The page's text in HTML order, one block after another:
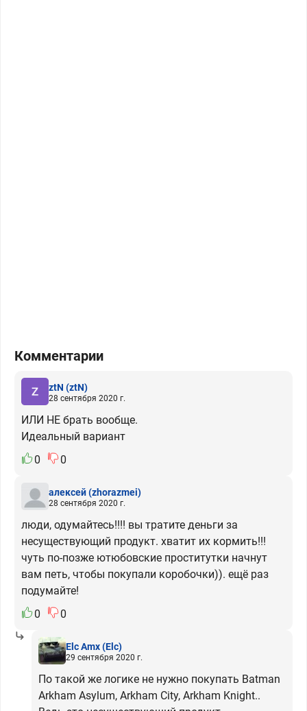
Комментарии
ztN (ztN)
28 сентября 2020 г.
ИЛИ НЕ брать вообще.
Идеальный вариант
0
0
алексей(zhorazmei)
28 сентября 2020 г.
люди, одумайтесь!!!! вы тратите деньги за
несуществующий продукт. хватит их кормить!!!
чуть по-позже ютюбовские проститутки начнут
вам петь, чтобы покупали коробочки)). ещё раз
подумайте!
0
0
Elc Amx(Elc)
29 сентября 2020 г.
По такой же логике не нужно покупать Batman
Arkham Asylum, Arkham City, Arkham Knight..